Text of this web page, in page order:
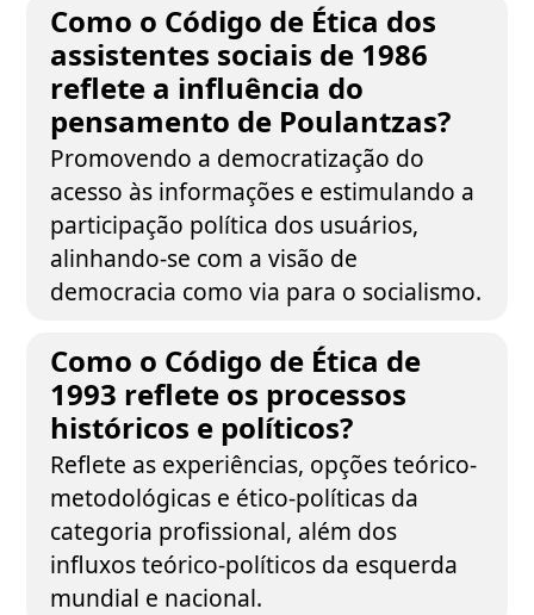
Como o Código de Ética dos
assistentes sociais de 1986
reflete a influência do
pensamento de Poulantzas?
Promovendo a democratização do
acesso às informações e estimulando a
participação política dos usuários,
alinhando-se com a visão de
democracia como via para o socialismo.
Como o Código de Ética de
1993 reflete os processos
históricos e políticos?
Reflete as experiências, opções teórico-
metodológicas e ético-políticas da
categoria profissional, além dos
influxos teórico-políticos da esquerda
mundial e nacional.